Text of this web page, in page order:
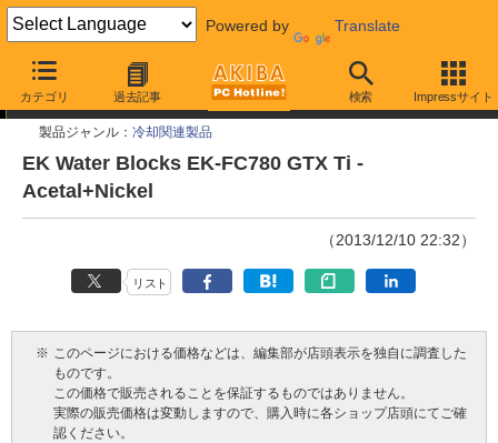
Powered by Translate
カテゴリ 過去記事 検索 Impressサイト
今週見つけた新製品
製品ジャンル： 冷却関連製品
EK Water Blocks EK-FC780 GTX Ti -
Acetal+Nickel
（2013/12/10 22:32）
リスト
※ このページにおける価格などは、編集部が店頭表示を独自に調査した
ものです。
この価格で販売されることを保証するものではありません。
実際の販売価格は変動しますので、購入時に各ショップ店頭にてご確
認ください。